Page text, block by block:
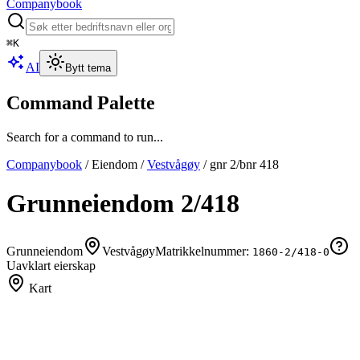
Companybook
⌘K
AI Bytt tema
Command Palette
Search for a command to run...
Companybook /Eiendom /Vestvågøy / gnr 2/bnr418
Grunneiendom 2/418
Grunneiendom VestvågøyMatrikkelnummer: 1860-2/418-0
Uavklart eierskap
Kart